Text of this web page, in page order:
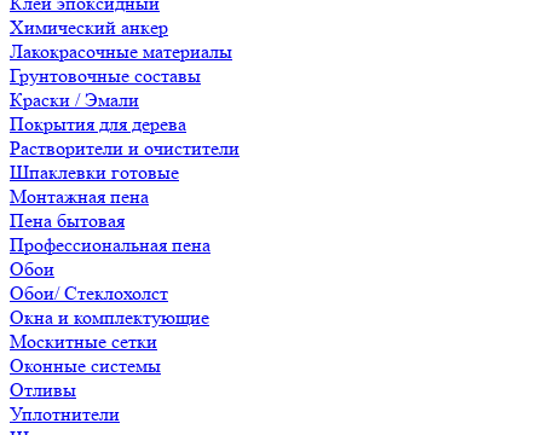
Химический анкер
Лакокрасочные материалы
Грунтовочные составы
Краски / Эмали
Покрытия для дерева
Растворители и очистители
Шпаклевки готовые
Монтажная пена
Пена бытовая
Профессиональная пена
Обои
Обои/ Стеклохолст
Окна и комплектующие
Москитные сетки
Оконные системы
Отливы
Уплотнители